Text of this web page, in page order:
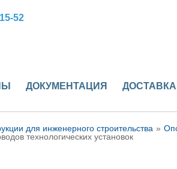
52
ДОКУМЕНТАЦИЯ
для инженерного строительства
технологических установок